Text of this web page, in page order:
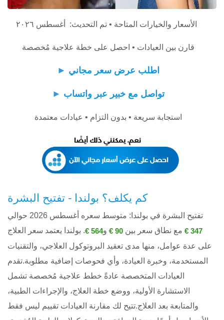
قارن بين العيادات • احصل على خطة علاجية مُخصصة
► اطلب عرض سعر مجاني
► تواصل مع خبير عبر واتساب
استجابة سريعة • بدون التزام • عيادات معتمدة
كم يكلف؟ بولندا - تفتيح البشرة
تفتيح البشرة في بولندا: متوسط ​​سعره أغسطس 2026 حوالي
347 €
مع نطاق سعر بين 90 € و564 €
. بولندا يعتمد سعر العلاج
على عدة عوامل، منها مدى تعقيد البروتوكول العلاجي، والتقنيات
المستخدمة، وخبرة العيادة، وأي فحوصات إضافية مطلوبة.تقدم
العيادات المتخصصة عادةً خطط علاجية مُخصصة تشمل
الاستشارة الأولية، ووضع خطة العلاج، والإجراءات الطبية،
والمتابعة بعد العلاج.تتيح لك مقارنة العيادات تقييم ليس فقط